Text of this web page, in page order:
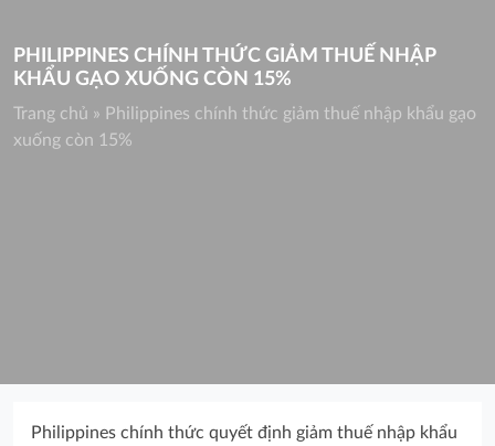
PHILIPPINES CHÍNH THỨC GIẢM THUẾ NHẬP
KHẨU GẠO XUỐNG CÒN 15%
Trang chủ » Philippines chính thức giảm thuế nhập khẩu gạo
xuống còn 15%
Philippines chính thức quyết định giảm thuế nhập khẩu